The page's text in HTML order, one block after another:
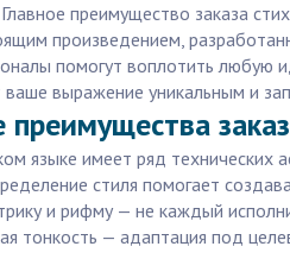
преимущество заказа
произведением,
помогут воплотить любую
выражение уникальным и
языке имеет ряд
стиля помогает
и рифму — не каждый
тонкость — адаптация под